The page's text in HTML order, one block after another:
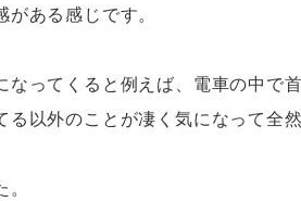
ある感じです。
ってくると例えば、電車の中で
以外のことが凄く気になって全